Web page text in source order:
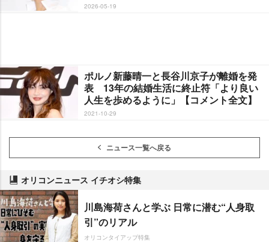
2026-05-19
ポルノ新藤晴一と長谷川京子が離婚を発
表 13年の結婚生活に終止符「より良い
人生を歩めるように」【コメント全文】
2021-10-29
ニュース一覧へ戻る
オリコンニュース イチオシ特集
川島海荷さんと学ぶ 日常に潜む“人身取
引”のリアル
オリコンタイアップ特集